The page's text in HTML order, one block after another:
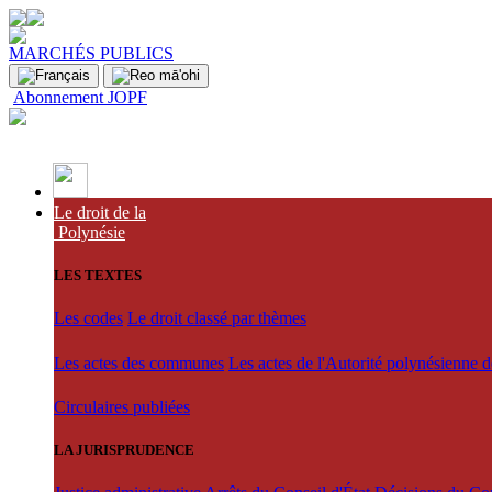
MARCHÉS PUBLICS
Abonnement JOPF
Le droit de la
Polynésie
LES TEXTES
Les codes Le droit classé par thèmes
Les actes des communes Les actes de l'Autorité polynésienne
Circulaires publiées
LA JURISPRUDENCE